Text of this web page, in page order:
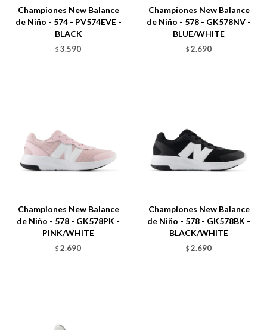
Championes New Balance
de Niño - 574 - PV574EVE -
BLACK
$ 3.590
Championes New Balance
de Niño - 578 - GK578NV -
BLUE/WHITE
$ 2.690
Championes New Balance
de Niño - 578 - GK578PK -
PINK/WHITE
$ 2.690
Championes New Balance
de Niño - 578 - GK578BK -
BLACK/WHITE
$ 2.690